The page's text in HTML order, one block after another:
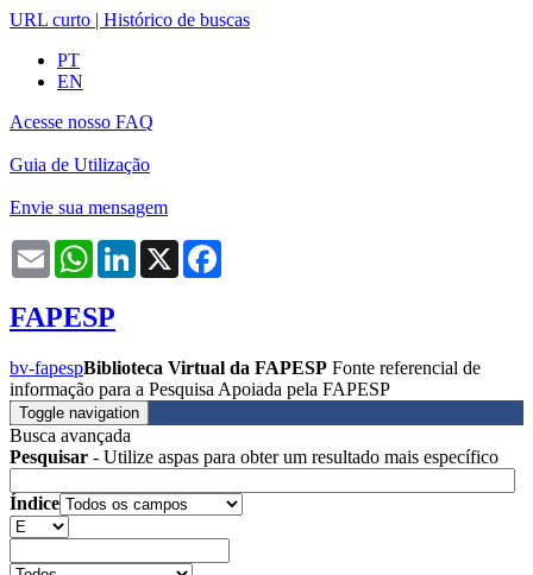
URL curto | Histórico de buscas
PT
EN
Acesse nosso FAQ
Guia de Utilização
Envie sua mensagem
Email WhatsAppLinkedIn
X
FAPESP
bv-fapespBiblioteca Virtual da FAPESP Fonte referencial de
informação para a Pesquisa Apoiada pela FAPESP
Toggle navigation
Busca avançada
Pesquisar - Utilize aspas para obter um resultado mais específico
Índice